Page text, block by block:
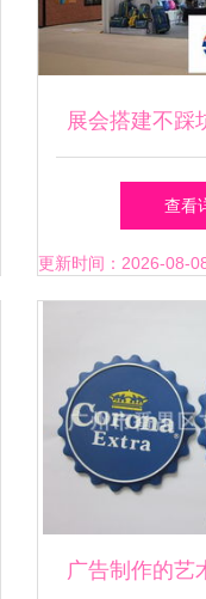
展会搭建不踩
赁、标摊精装
站式
查看
更新时间：2026-08-
广告制作的艺